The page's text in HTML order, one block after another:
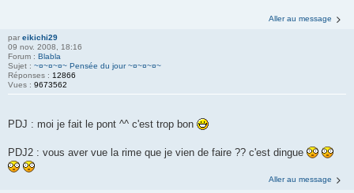
Aller au message
par eikichi29
09 nov. 2008, 18:16
Forum : Blabla
Sujet : ~¤~¤~¤~ Pensée du jour ~¤~¤~¤~
Réponses : 12866
Vues : 9673562
PDJ : moi je fait le pont ^^ c'est trop bon
PDJ2 : vous aver vue la rime que je vien de faire ?? c'est dingue
Aller au message